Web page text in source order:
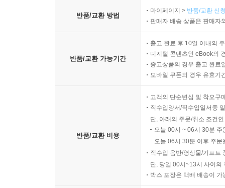
반품/교환 방법
마이페이지 > 반품/교환 신
판매자 배송 상품은 판매자
반품/교환 가능기간
출고 완료 후 10일 이내의
디지털 콘텐츠인 eBook의
중고상품의 경우 출고 완료
모바일 쿠폰의 경우 유효기
반품/교환 비용
고객의 단순변심 및 착오구
직수입양서/직수입일서중
단, 아래의 주문/취소 조건
오늘 00시 ~ 06시 30분
오늘 06시 30분 이후 주
직수입 음반/영상물/기프트
단, 당일 00시~13시 사이의
박스 포장은 택배 배송이